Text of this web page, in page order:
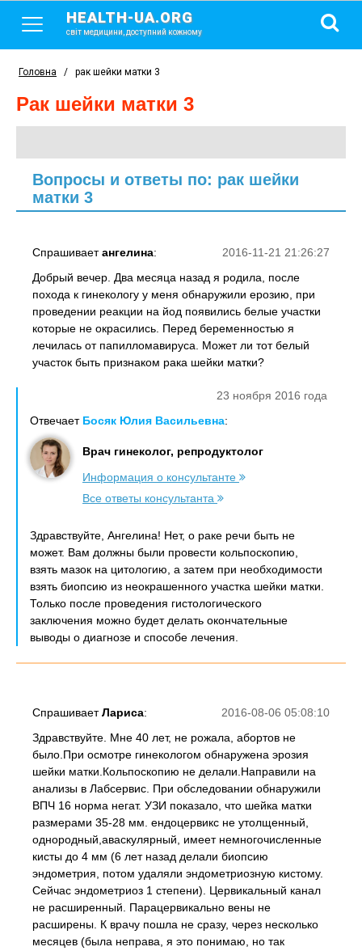
HEALTH-UA.ORG
світ медицини, доступний кожному
Головна / рак шейки матки 3
рак шейки матки 3
Вопросы и ответы по: рак шейки
матки 3
2016-11-21 21:26:27
Спрашиваетангелина:
Добрый вечер. Два месяца назад я родила, после
похода к гинекологу у меня обнаружили ерозию, при
проведении реакции на йод появились белые участки
которые не окрасились. Перед беременностью я
лечилась от папилломавируса. Может ли тот белый
участок быть признаком рака шейки матки?
23 ноября 2016 года
Отвечает Босяк Юлия Васильевна:
Врач гинеколог, репродуктолог
Информация о консультанте
Все ответы консультанта
Здравствуйте, Ангелина! Нет, о раке речи быть не
может. Вам должны были провести кольпоскопию,
взять мазок на цитологию, а затем при необходимости
взять биопсию из неокрашенного участка шейки матки.
Только после проведения гистологического
заключения можно будет делать окончательные
выводы о диагнозе и способе лечения.
2016-08-06 05:08:10
СпрашиваетЛариса:
Здравствуйте. Мне 40 лет, не рожала, абортов не
было.При осмотре гинекологом обнаружена эрозия
шейки матки.Кольпоскопию не делали.Направили на
анализы в Лабсервис. При обследовании обнаружили
ВПЧ 16 норма негат. УЗИ показало, что шейка матки
размерами 35-28 мм. ендоцервикс не утолщенный,
однородный,аваскулярный, имеет немногочисленные
кисты до 4 мм (6 лет назад делали биопсию
эндометрия, потом удаляли эндометриозную кистому.
Сейчас эндометриоз 1 степени). Цервикальный канал
не расширенный. Парацервикально вены не
расширены. К врачу пошла не сразу, через несколько
месяцев (была неправа, я это понимаю, но так